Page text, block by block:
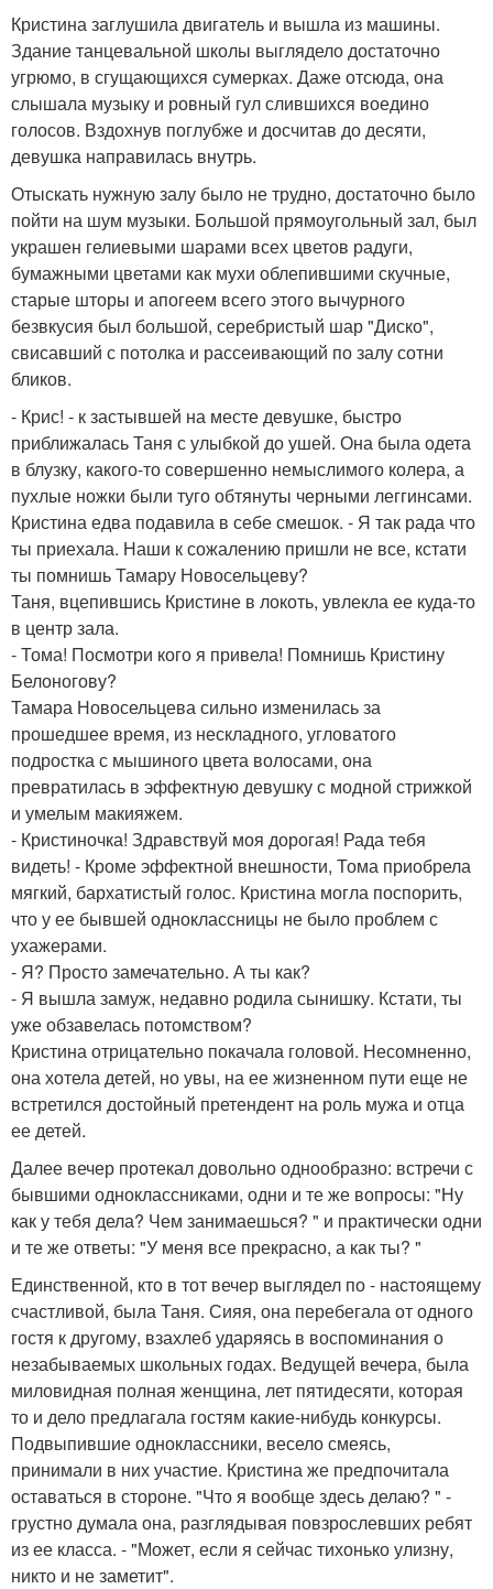
Кристина заглушила двигатель и вышла из машины.
Здание танцевальной школы выглядело достаточно
угрюмо, в сгущающихся сумерках. Даже отсюда, она
слышала музыку и ровный гул слившихся воедино
голосов. Вздохнув поглубже и досчитав до десяти,
девушка направилась внутрь.
Отыскать нужную залу было не трудно, достаточно было
пойти на шум музыки. Большой прямоугольный зал, был
украшен гелиевыми шарами всех цветов радуги,
бумажными цветами как мухи облепившими скучные,
старые шторы и апогеем всего этого вычурного
безвкусия был большой, серебристый шар "Диско",
свисавший с потолка и рассеивающий по залу сотни
бликов.
- Крис! - к застывшей на месте девушке, быстро
приближалась Таня с улыбкой до ушей. Она была одета
в блузку, какого-то совершенно немыслимого колера, а
пухлые ножки были туго обтянуты черными леггинсами.
Кристина едва подавила в себе смешок. - Я так рада что
ты приехала. Наши к сожалению пришли не все, кстати
ты помнишь Тамару Новосельцеву?
Таня, вцепившись Кристине в локоть, увлекла ее куда-то
в центр зала.
- Тома! Посмотри кого я привела! Помнишь Кристину
Белоногову?
Тамара Новосельцева сильно изменилась за
прошедшее время, из нескладного, угловатого
подростка с мышиного цвета волосами, она
превратилась в эффектную девушку с модной стрижкой
и умелым макияжем.
- Кристиночка! Здравствуй моя дорогая! Рада тебя
видеть! - Кроме эффектной внешности, Тома приобрела
мягкий, бархатистый голос. Кристина могла поспорить,
что у ее бывшей одноклассницы не было проблем с
ухажерами.
- Я? Просто замечательно. А ты как?
- Я вышла замуж, недавно родила сынишку. Кстати, ты
уже обзавелась потомством?
Кристина отрицательно покачала головой. Несомненно,
она хотела детей, но увы, на ее жизненном пути еще не
встретился достойный претендент на роль мужа и отца
ее детей.
Далее вечер протекал довольно однообразно: встречи с
бывшими одноклассниками, одни и те же вопросы: "Ну
как у тебя дела? Чем занимаешься? " и практически одни
и те же ответы: "У меня все прекрасно, а как ты? "
Единственной, кто в тот вечер выглядел по - настоящему
счастливой, была Таня. Сияя, она перебегала от одного
гостя к другому, взахлеб ударяясь в воспоминания о
незабываемых школьных годах. Ведущей вечера, была
миловидная полная женщина, лет пятидесяти, которая
то и дело предлагала гостям какие-нибудь конкурсы.
Подвыпившие одноклассники, весело смеясь,
принимали в них участие. Кристина же предпочитала
оставаться в стороне. "Что я вообще здесь делаю? " -
грустно думала она, разглядывая повзрослевших ребят
из ее класса. - "Может, если я сейчас тихонько улизну,
никто и не заметит".